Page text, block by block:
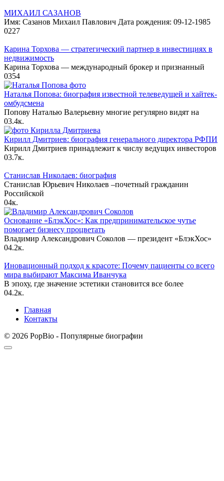
МИХАИЛ САЗАНОВ
Имя: Сазанов Михаил Павлович Дата рождения: 09-12-1985
0227
Карина Торхова — стратегический партнер в инвестициях в
недвижимость
Карина Торхова — международный брокер и признанный
0354
Наталья Попова: биография известной телеведущей и хайтек-
омбудсмена
Попову Наталью Валерьевну многие регулярно видят на
03.4к.
Кирилл Дмитриев: биография генерального директора РФПИ
Кирилл Дмитриев принадлежит к числу ведущих инвесторов
03.7к.
Станислав Николаев: биография
Станислав Юрьевич Николаев –почетный гражданин
Российской
04к.
Основание «БлэкХос»: Как предпринимательское чутье
помогает бизнесу процветать
Владимир Александрович Соколов — президент «БлэкХос»
04.2к.
Иновационный подход к красоте: Почему пациенты со всего
мира выбирают Максима Иванчука
В эпоху, где значение эстетики становится все более
04.2к.
Главная
Контакты
© 2026 PopBio - Популярные биографии